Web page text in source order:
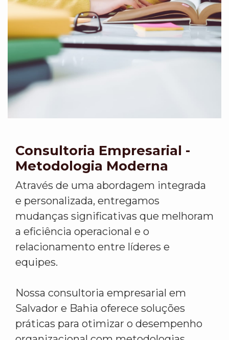
Consultoria Empresarial -
Metodologia Moderna
Através de uma abordagem integrada
e personalizada, entregamos
mudanças significativas que melhoram
a eficiência operacional e o
relacionamento entre líderes e
equipes.
Nossa consultoria empresarial em
Salvador e Bahia oferece soluções
práticas para otimizar o desempenho